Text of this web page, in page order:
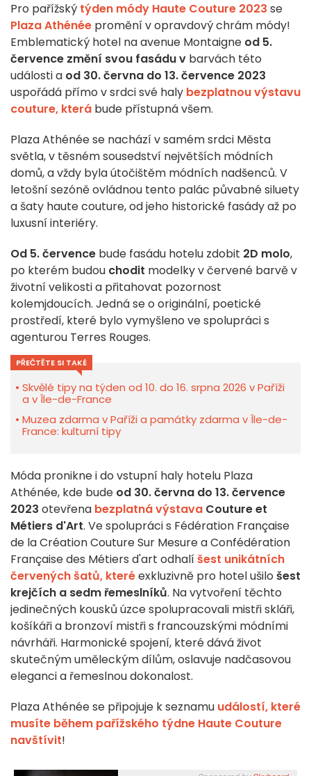
Pro pařížský týden módy Haute Couture 2023 se
Plaza Athénée promění v opravdový chrám módy!
Emblematický hotel na avenue Montaigne od 5.
července změní svou fasádu v barvách této
události a od 30. června do 13. července 2023
uspořádá přímo v srdci své haly bezplatnou výstavu
couture, která bude přístupná všem.
Plaza Athénée se nachází v samém srdci Města
světla, v těsném sousedství největších módních
domů, a vždy byla útočištěm módních nadšenců. V
letošní sezóně ovládnou tento palác půvabné siluety
a šaty haute couture, od jeho historické fasády až po
luxusní interiéry.
Od 5. července bude fasádu hotelu zdobit 2D molo,
po kterém budou chodit modelky v červené barvě v
životní velikosti a přitahovat pozornost
kolemjdoucích. Jedná se o originální, poetické
prostředí, které bylo vymyšleno ve spolupráci s
agenturou Terres Rouges.
PŘEČTĚTE SI TAKÉ
Skvělé tipy na týden od 10. do 16. srpna 2026 v Paříži
a v Île-de-France
Muzea zdarma v Paříži a památky zdarma v Île-de-
France: kulturní tipy
Móda pronikne i do vstupní haly hotelu Plaza
Athénée, kde bude od 30. června do 13. července
2023 otevřena bezplatná výstava Couture et
Métiers d'Art. Ve spolupráci s Fédération Française
de la Création Couture Sur Mesure a Confédération
Française des Métiers d'art odhalíšest unikátních
červených šatů, kteréexkluzivně pro hotel ušilo šest
krejčích a sedm řemeslníků. Na vytvoření těchto
jedinečných kousků úzce spolupracovali mistři skláři,
košíkáři a bronzoví mistři s francouzskými módními
návrháři. Harmonické spojení, které dává život
skutečným uměleckým dílům, oslavuje nadčasovou
eleganci a řemeslnou dokonalost.
Plaza Athénée se připojuje k seznamu událostí, které
musíte během pařížského týdne Haute Couture
navštívit!